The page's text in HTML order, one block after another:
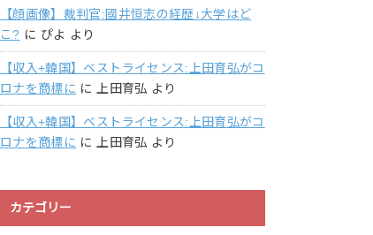
【顔画像】裁判官:國井恒志の経歴↓大学はど
こ? に ぴよ より
【収入+韓国】ベストライセンス:上田育弘がコ
ロナを商標に に 上田育弘 より
【収入+韓国】ベストライセンス:上田育弘がコ
ロナを商標に に 上田育弘 より
カテゴリー